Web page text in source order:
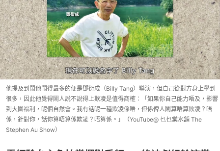
他提及到鬧他鬧得最多的便是鄧衍成（Billy Tang）導演，但自己從對方身上學到
很多，因此他覺得鬧人說不說得上欺凌是值得商榷：「如果你自己能力唔及，影響
到大圍福利，呢個自然會。我冇話呢一種欺凌係啱，但係俾人鬧算唔算欺凌？唔
係，針對你，話你算唔算係欺凌？唔算係。」（YouTube@ 乜乜棠水舖 The
Stephen Au Show）